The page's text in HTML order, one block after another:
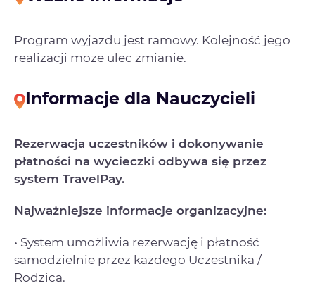
Program wyjazdu jest ramowy. Kolejność jego
realizacji może ulec zmianie.
Informacje dla Nauczycieli
Rezerwacja uczestników i dokonywanie
płatności na wycieczki odbywa się przez
system TravelPay.
Najważniejsze informacje organizacyjne:
• System umożliwia rezerwację i płatność
samodzielnie przez każdego Uczestnika /
Rodzica.